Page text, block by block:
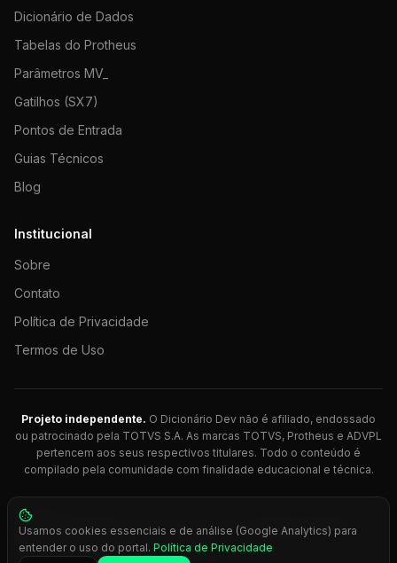
Dicionário de Dados
Tabelas do Protheus
Parâmetros MV_
Gatilhos (SX7)
Pontos de Entrada
Guias Técnicos
Blog
Institucional
Sobre
Contato
Política de Privacidade
Termos de Uso
Projeto independente. O Dicionário Dev não é afiliado, endossado
ou patrocinado pela TOTVS S.A. As marcas TOTVS, Protheus e ADVPL
pertencem aos seus respectivos titulares. Todo o conteúdo é
compilado pela comunidade com finalidade educacional e técnica.
© 2026 Dicionário Dev. Feito com 💚 para desenvolvedores
Protheus.
Press Ctrl+K
Usamos cookies essenciais e de análise (Google Analytics) para
entender o uso do portal. Política de Privacidade